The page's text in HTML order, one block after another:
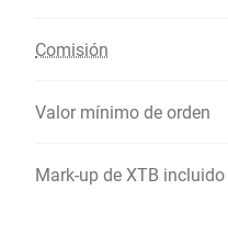
Comisión
Valor mínimo de orden
Mark-up de XTB